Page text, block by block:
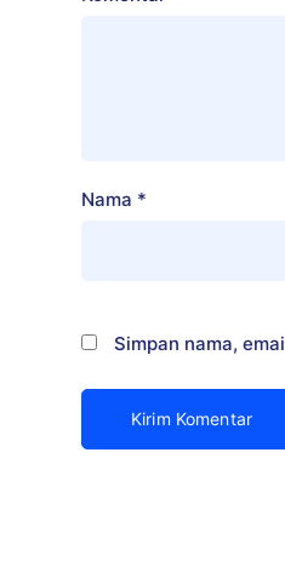
Nama *
Simpan nama,